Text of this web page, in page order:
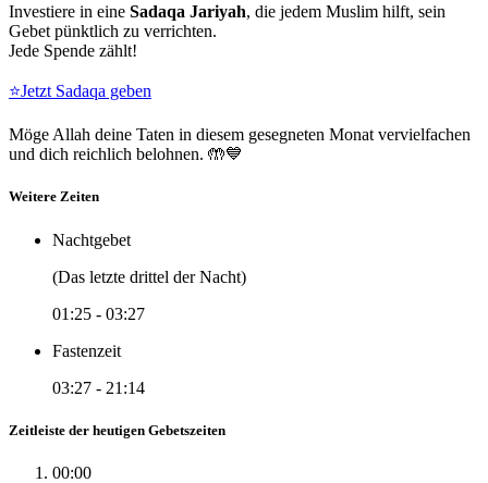
Investiere in eine Sadaqa Jariyah, die jedem Muslim hilft, sein
Gebet pünktlich zu verrichten.
Jede Spende zählt!
⭐Jetzt Sadaqa geben
Möge Allah deine Taten in diesem gesegneten Monat vervielfachen
und dich reichlich belohnen. 🤲💙
Weitere Zeiten
Nachtgebet
(Das letzte drittel der Nacht)
01:25 - 03:27
Fastenzeit
03:27 - 21:14
Zeitleiste der heutigen Gebetszeiten
00:00